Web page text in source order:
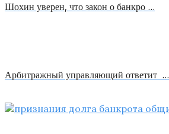
Шохин уверен, что закон о банкро …
Арбитражный управляющий ответит …